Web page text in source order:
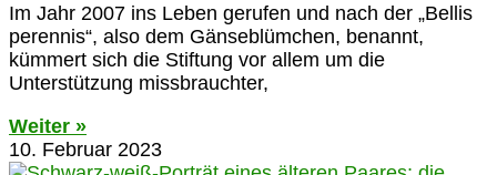
Im Jahr 2007 ins Leben gerufen und nach der „Bellis
perennis“, also dem Gänseblümchen, benannt,
kümmert sich die Stiftung vor allem um die
Unterstützung missbrauchter,
Weiter »
10. Februar 2023